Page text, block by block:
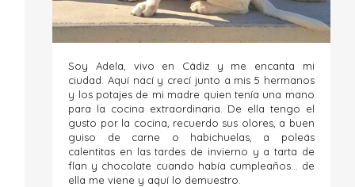
Soy Adela, vivo en Cádiz y me encanta mi
ciudad. Aquí nací y crecí junto a mis 5 hermanos
y los potajes de mi madre quien tenía una mano
para la cocina extraordinaria. De ella tengo el
gusto por la cocina, recuerdo sus olores, a buen
guiso de carne o habichuelas, a poleás
calentitas en las tardes de invierno y a tarta de
flan y chocolate cuando había cumpleaños... de
ella me viene y aquí lo demuestro.